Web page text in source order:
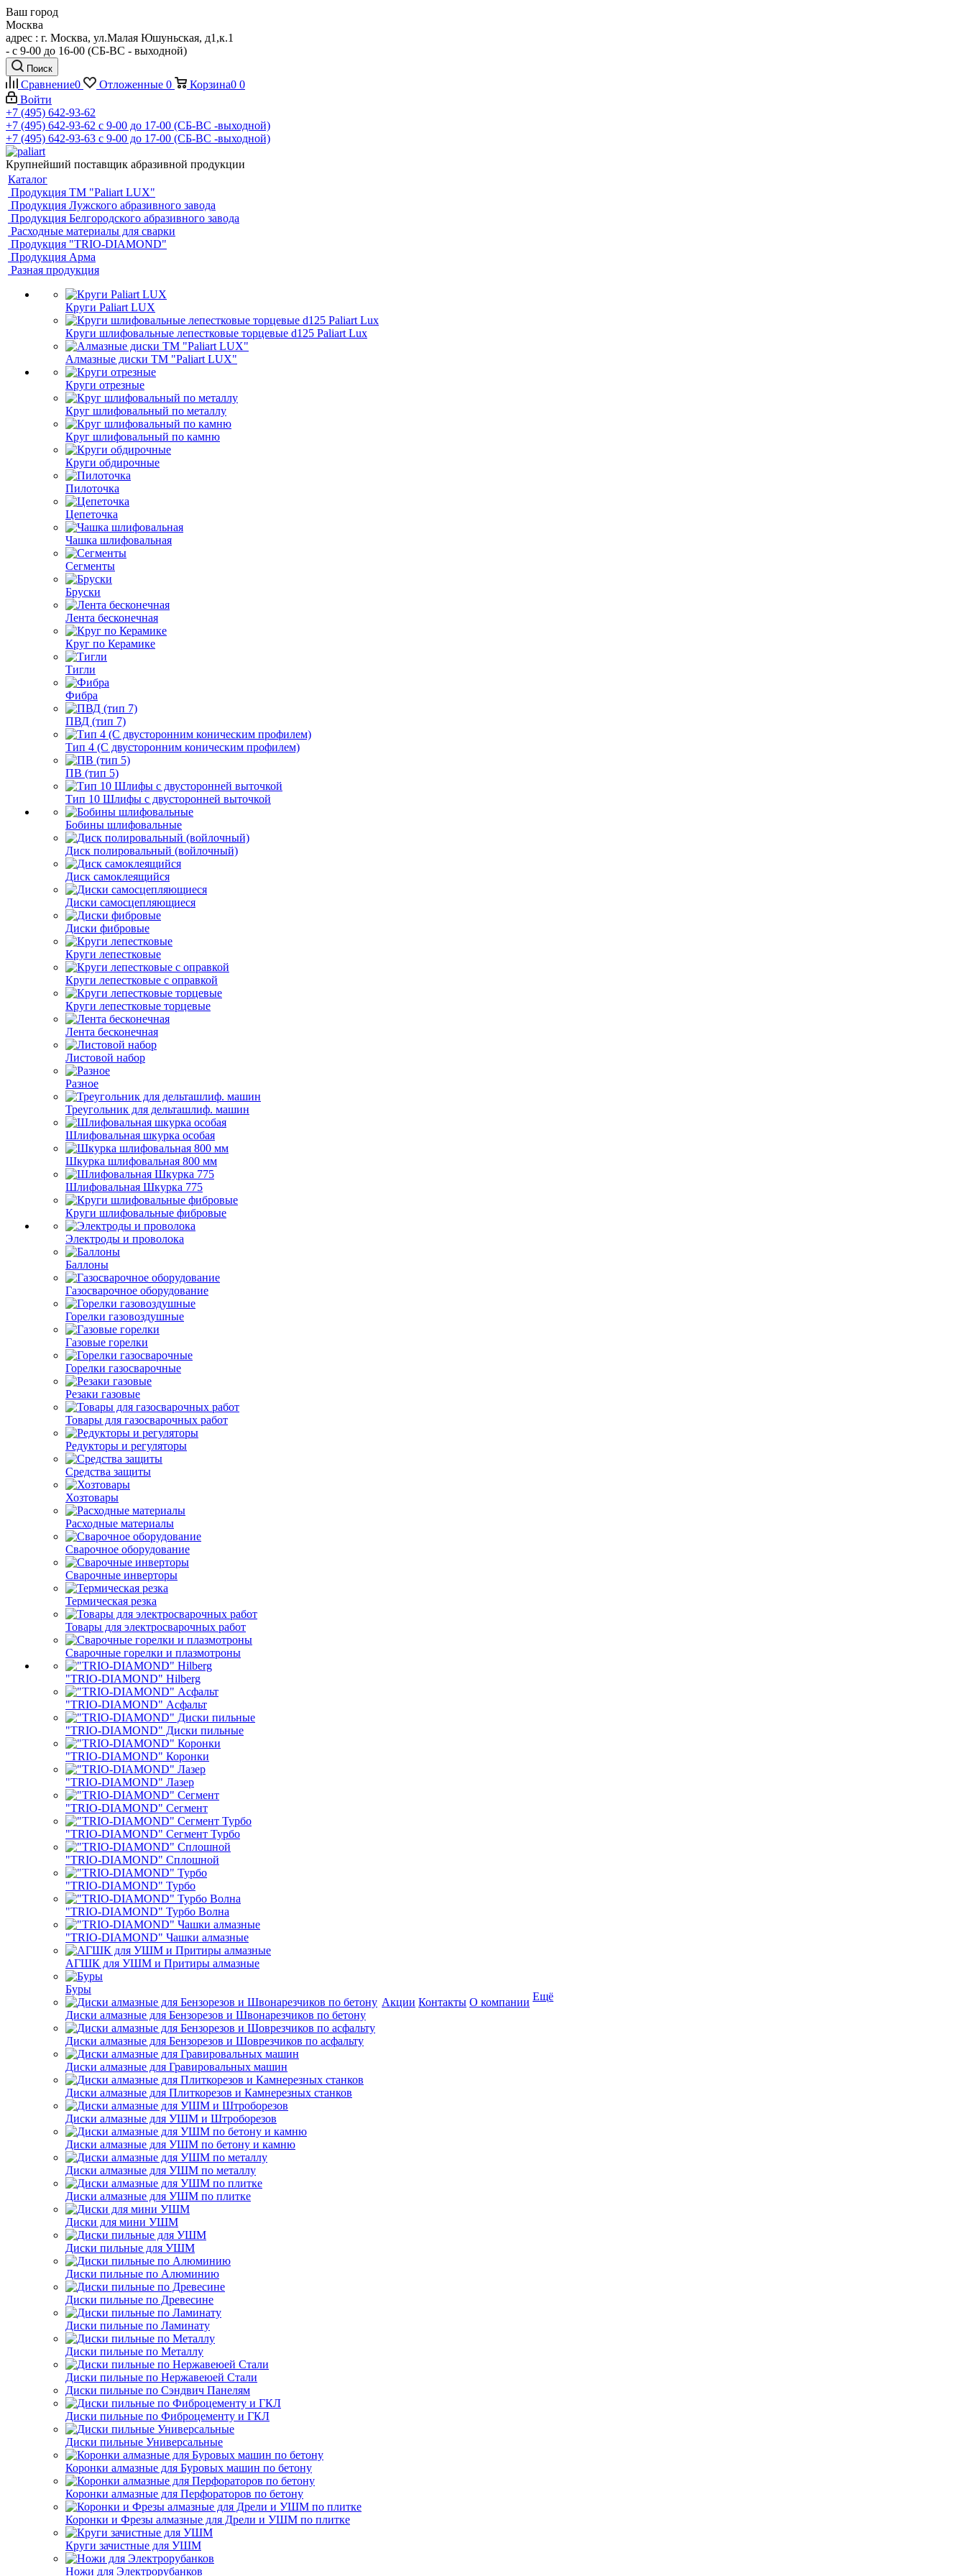
Ваш город
Москва
адрес : г. Москва, ул.Малая Юшуньская, д1,к.1
- c 9-00 до 16-00 (СБ-ВС - выходной)
Поиск
Сравнение0 Отложенные 0 Корзина0 0
Войти
+7 (495) 642-93-62
+7 (495) 642-93-62 c 9-00 до 17-00 (СБ-ВС -выходной)
+7 (495) 642-93-63 c 9-00 до 17-00 (СБ-ВС -выходной)
Крупнейший поставщик абразивной продукции
Каталог
Продукция ТМ "Paliart LUX"
Продукция Лужского абразивного завода
Продукция Белгородского абразивного завода
Расходные материалы для сварки
Продукция "TRIO-DIAMOND"
Продукция Арма
Разная продукция
Круги Paliart LUX
Круги шлифовальные лепестковые торцевые d125 Paliart Lux
Алмазные диски ТМ "Paliart LUX"
Круги отрезные
Круг шлифовальный по металлу
Круг шлифовальный по камню
Круги обдирочные
Пилоточка
Цепеточка
Чашка шлифовальная
Сегменты
Бруски
Лента бесконечная
Круг по Керамике
Тигли
Фибра
ПВД (тип 7)
Тип 4 (С двусторонним коническим профилем)
ПВ (тип 5)
Тип 10 Шлифы с двусторонней выточкой
Бобины шлифовальные
Диск полировальный (войлочный)
Диск самоклеящийся
Диски самосцепляющиеся
Диски фибровые
Круги лепестковые
Круги лепестковые с оправкой
Круги лепестковые торцевые
Лента бесконечная
Листовой набор
Разное
Треугольник для дельташлиф. машин
Шлифовальная шкурка особая
Шкурка шлифовальная 800 мм
Шлифовальная Шкурка 775
Круги шлифовальные фибровые
Электроды и проволока
Баллоны
Газосварочное оборудование
Горелки газовоздушные
Газовые горелки
Горелки газосварочные
Резаки газовые
Товары для газосварочных работ
Редукторы и регуляторы
Средства защиты
Хозтовары
Расходные материалы
Сварочное оборудование
Сварочные инверторы
Термическая резка
Товары для электросварочных работ
Сварочные горелки и плазмотроны
"TRIO-DIAMOND" Hilberg
"TRIO-DIAMOND" Асфальт
"TRIO-DIAMOND" Диски пильные
"TRIO-DIAMOND" Коронки
"TRIO-DIAMOND" Лазер
"TRIO-DIAMOND" Сегмент
"TRIO-DIAMOND" Сегмент Турбо
"TRIO-DIAMOND" Сплошной
"TRIO-DIAMOND" Турбо
"TRIO-DIAMOND" Турбо Волна
"TRIO-DIAMOND" Чашки алмазные
АГШК для УШМ и Притиры алмазные
Буры
Диски алмазные для Бензорезов и Швонарезчиков по бетону
Диски алмазные для Бензорезов и Шоврезчиков по асфальту
Диски алмазные для Гравировальных машин
Диски алмазные для Плиткорезов и Камнерезных станков
Диски алмазные для УШМ и Штроборезов
Диски алмазные для УШМ по бетону и камню
Диски алмазные для УШМ по металлу
Диски алмазные для УШМ по плитке
Диски для мини УШМ
Диски пильные для УШМ
Диски пильные по Алюминию
Диски пильные по Древесине
Диски пильные по Ламинату
Диски пильные по Металлу
Диски пильные по Нержавеюей Стали
Диски пильные по Сэндвич Панелям
Диски пильные по Фиброцементу и ГКЛ
Диски пильные Универсальные
Коронки алмазные для Буровых машин по бетону
Коронки алмазные для Перфораторов по бетону
Коронки и Фрезы алмазные для Дрели и УШМ по плитке
Круги зачистные для УШМ
Ножи для Электрорубанков
Акции Контакты О компании Ещё